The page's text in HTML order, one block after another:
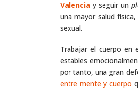
Valencia y seguir un
una mayor salud
sexual.
Trabajar el cuerpo en
estables
por tanto, una gran
entre mente y cuerpo